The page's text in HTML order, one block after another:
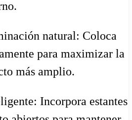
natural: Coloca
para maximizar la
más amplio.
Incorpora estantes